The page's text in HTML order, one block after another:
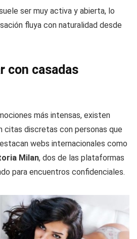
ser muy activa y abierta, lo
fluya con naturalidad desde
con casadas
más intensas, existen
citas discretas con personas que
webs internacionales como
Milan, dos de las plataformas
para encuentros confidenciales.